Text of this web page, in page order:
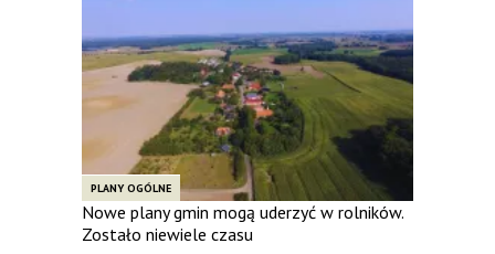
PLANY OGÓLNE
Nowe plany gmin mogą uderzyć w rolników.
Zostało niewiele czasu